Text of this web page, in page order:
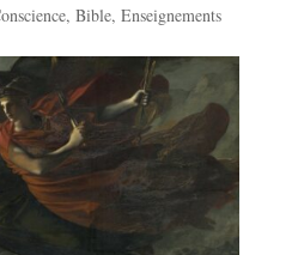
,Bible,Enseignements